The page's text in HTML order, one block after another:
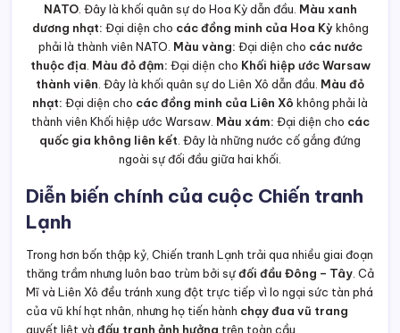
NATO. Đây là khối quân sự do Hoa Kỳ dẫn đầu. Màu xanh
dương nhạt: Đại diện cho các đồng minh của Hoa Kỳ không
phải là thành viên NATO. Màu vàng: Đại diện cho các nước
thuộc địa Màu đỏ đậm: Đại diện cho Khối hiệp ước Warsaw
thành viên . Đây là khối quân sự do Liên Xô dẫn đầu. Màu đỏ
nhạt: Đại diện cho các đồng minh của Liên Xô không phải là
thành viên Khối hiệp ước Warsaw. Màu xám: Đại diện cho các
quốc gia không liên kết . Đây là những nước cố gắng đứng
ngoài sự đối đầu giữa hai khối.
Diễn biến chính của cuộc Chiến tranh
Lạnh
Trong hơn bốn thập kỷ, Chiến tranh Lạnh trải qua nhiều giai đoạn
thăng trầm nhưng luôn bao trùm bởi sựđối đầu Đông – Tây . Cả
Mĩ và Liên Xô đều tránh xung đột trực tiếp vì lo ngại sức tàn phá
của vũ khí hạt nhân, nhưng họ tiến hành chạy đua vũ trang
quyết liệt và đấu tranh ảnh hưởng trên toàn cầu.